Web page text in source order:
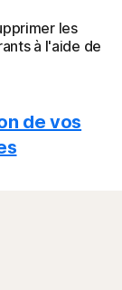
les
à l'aide de
de vos